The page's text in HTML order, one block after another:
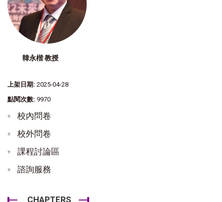
韓永楷 教授
上架日期: 2025-04-28
點閱次數: 9970
校內問卷
校外問卷
課程討論區
諮詢服務
CHAPTERS